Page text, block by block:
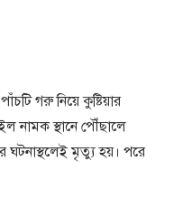
গরু নিয়ে কুষ্টিয়ার
নামক স্থানে পৌঁছালে
ঘটনাস্থলেই মৃত্যু হয়। পরে